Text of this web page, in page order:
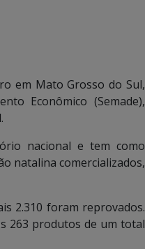
em Mato Grosso do Sul,
Econômico (Semade),
nacional e tem como
natalina comercializados,
2.310 foram reprovados.
263 produtos de um total